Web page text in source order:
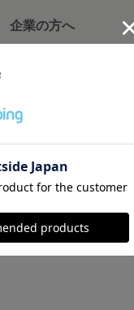
企業の方へ
メディアキット
reserved.